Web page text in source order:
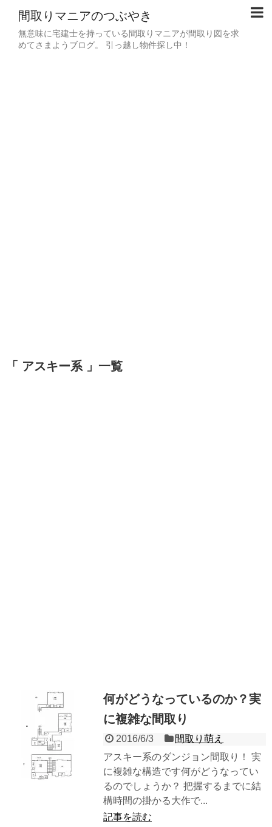
間取りマニアのつぶやき
無意味に宅建士を持っている間取りマニアが間取り図を求
めてさまようブログ。 引っ越し物件探し中！
「 アスキー系 」一覧
何がどうなっているのか？実
に複雑な間取り
2016/6/3
間取り萌え
アスキー系のダンジョン間取り！ 実
に複雑な構造です何がどうなってい
るのでしょうか？ 把握するまでに結
構時間の掛かる大作で...
記事を読む